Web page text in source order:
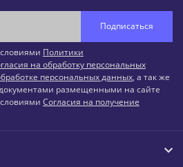
Подписаться
Политики
на обработку персональных
персональных данных, а так же
размещенными на сайте
Согласия на получение